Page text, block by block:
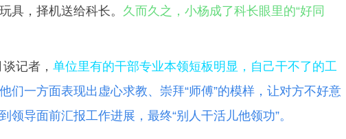
具，择机送给科长。 久而久之，小杨成了科长眼里的“好同
记者， 单位里有的干部专业本领短板明显，自己干不了的工
他们一方面表现出虚心求教、崇拜“师傅”的模样，让对方不好意
领导面前汇报工作进展，最终“别人干活儿他领功”。